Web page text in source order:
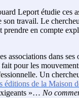
Leport étudie ces
son travail. Le
en compte
associations dans ses
pour les
Un
de la Maison
»… No